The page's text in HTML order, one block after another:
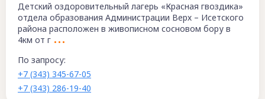
Детский оздоровительный лагерь «Красная гвоздика»
отдела образования Администрации Верх – Исетского
района расположен в живописном сосновом бору в
4км от г
По запросу:
+7 (343) 345-67-05
+7 (343) 286-19-40